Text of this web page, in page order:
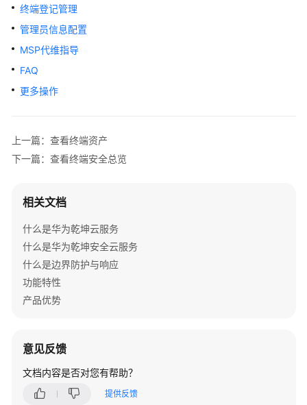
为
乾
安
云
边
界
与
应
威
胁
信
漏
扫
描
终端登记管理
管理员信息配置
MSP代维指导
FAQ
更多操作
上一篇：查看终端资产
下一篇：查看终端安全总览
相关文档
什么是华为乾坤云服务
什么是华为乾坤安全云服务
什么是边界防护与响应
功能特性
产品优势
意见反馈
文档内容是否对您有帮助？
提供反馈